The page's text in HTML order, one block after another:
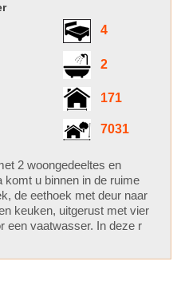
4
2
171
7031
2 woongedeeltes en
komt u binnen in de ruime
de eethoek met deur naar
keuken, uitgerust met vier
een vaatwasser. In deze r